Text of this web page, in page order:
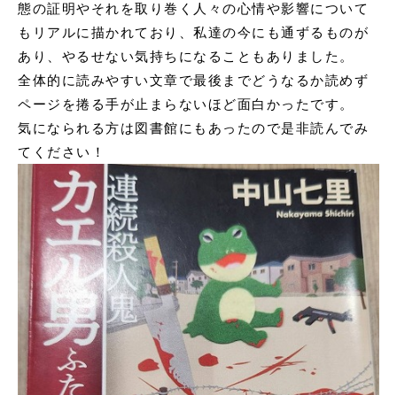
態の証明やそれを取り巻く人々の心情や影響について
もリアルに描かれており、私達の今にも通ずるものが
あり、やるせない気持ちになることもありました。
全体的に読みやすい文章で最後までどうなるか読めず
ページを捲る手が止まらないほど面白かったです。
気になられる方は図書館にもあったので是非読んでみ
てください！